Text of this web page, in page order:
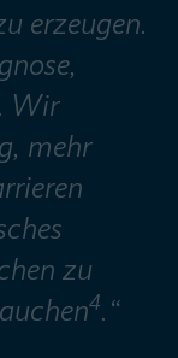
erzeugen.
Wir
mehr
zu
4.“